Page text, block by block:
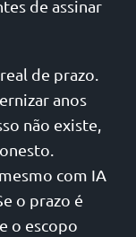
de assinar
de prazo.
anos
não existe,
com IA
o prazo é
o escopo